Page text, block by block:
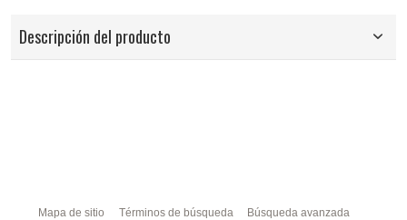
Descripción del producto
Mapa de sitio Términos de búsqueda Búsqueda avanzada